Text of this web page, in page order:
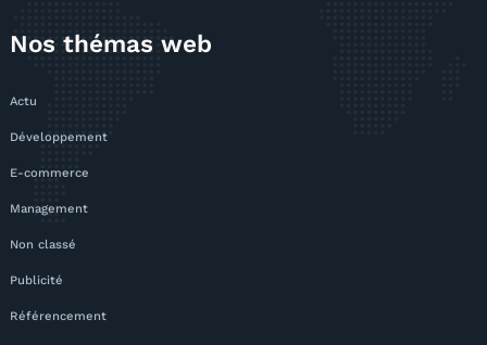
Nos thémas web
Actu
Développement
E-commerce
Management
Non classé
Publicité
Référencement